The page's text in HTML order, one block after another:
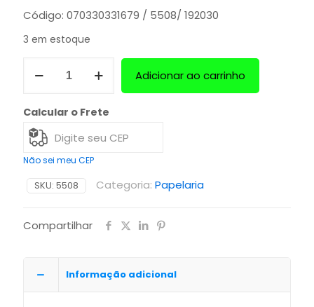
Código: 070330331679 / 5508/ 192030
3 em estoque
Adicionar ao carrinho
Calcular o Frete
Não sei meu CEP
SKU: 5508 Categoria: Papelaria
Compartilhar
Informação adicional